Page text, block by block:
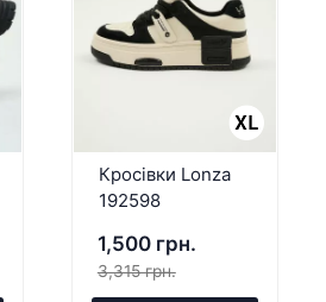
Кросівки Lonza
192598
1,500 грн.
3,315 грн.